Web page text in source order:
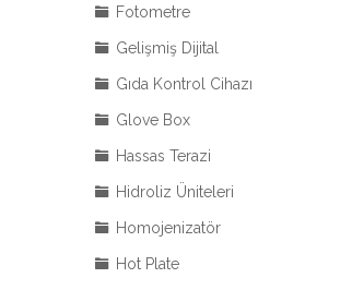
Fotometre
Gelişmiş Dijital
Gıda Kontrol Cihazı
Glove Box
Hassas Terazi
Hidroliz Üniteleri
Homojenizatör
Hot Plate